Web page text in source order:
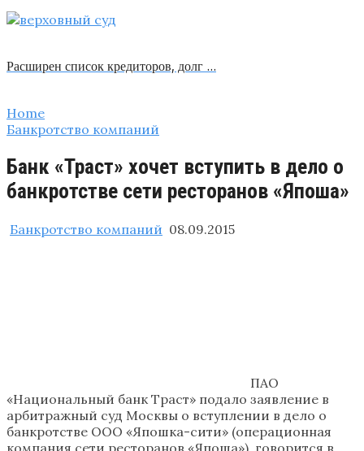
Расширен список кредиторов, долг …
Home
Банкротство компаний
Банк «Траст» хочет вступить в дело о
банкротстве сети ресторанов «Япоша»
Банкротство компаний 08.09.2015
ПАО
«Национальный банк Траст» подало заявление в
арбитражный суд Москвы о вступлении в дело о
банкротстве ООО «Япошка-сити» (операционная
компания сети ресторанов «Япоша»), говорится в